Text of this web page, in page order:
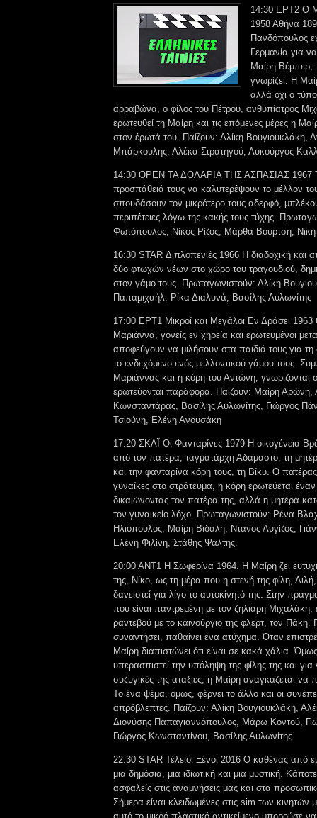
14:30 ΕΡΤ2 Ο
1958 Αθήνα
Πανδόπουλος
Γερμανία για
Μαίρη Βέμπερ,
γνωρίζει. Η
αλλά όχι ο
αρραβώνα, ο φίλος του Πέτρου, ανθυπίατρος
ερωτευθεί τη Μαίρη και τις επόμενες μέρες η
στον έρωτά του. Παίζουν: Αλίκη Βουγιουκλάκη,
Μπάρκουλης, Αλέκα Στρατηγού, Λυκούργος
14:30 OPEN ΤΑ ΔΟΛΑΡΙΑ ΤΗΣ ΑΣΠΑΣΙΑΣ 1967
προσπάθειά τους να καλυτερέψουν το μέλλον
σπουδάσουν τον μικρότερο τους αδερφό,
περιπέτειες λόγω της κακής τους τύχης.
Φωτόπουλος, Νίκος Ρίζος, Μάρθα Βούρτση,
16:30 STAR Διπλοπενιές 1966 Η διαδοχική και
δύο φτωχών νέων στο χώρο του τραγουδιού,
στον γάμο τους. Πρωταγωνιστούν: Αλίκη
Παπαμιχαήλ, Ρίκα Διαλυνά, Βασίλης Αυλωνίτης
17:00 ΕΡΤ1 Μικροί και Μεγάλοι Εν Δράσει
Μαριάννα, γονείς εν χηρεία και ερωτευμένοι
αποφεύγουν να μιλήσουν στα παιδιά τους για τη
το ενδεχόμενο ενός μελλοντικού γάμου τους.
Μαριάννας και η κόρη του Αντώνη, γνωρίζονται
ερωτεύονται παράφορα. Παίζουν: Μαίρη Αρώνη,
Κωνσταντάρας, Βασίλης Αυλωνίτης, Γιώργος
Τσιούνη, Ελένη Ανουσάκη
17:20 ΣΚΑΪ Οι Φανταρίνες 1979 Η οικογένεια
από τον πατέρα, ταγματάρχη Αδάμαστο, τη
και την φανταρίνα κόρη τους, τη Βίκυ. Ο πατέρας
γυναίκες στο στράτευμα, η κόρη ερωτεύεται
δικαιώνοντας τον πατέρα της, αλλά η μητέρα
τον γυναικείο λόχο. Πρωταγωνιστούν: Ρένα
Ηλιόπουλος, Μαίρη Βιδάλη, Ντάνος Λυγίζος,
Ελένη Φιλίνη, Στάθης Ψάλτης.
20:00 ΑΝΤ1 Η Σωφερίνα 1964. Η Μαίρη ζει
της, Νίκο, ως τη μέρα που η στενή της φίλη, Λιλή,
δανειστεί για λίγο το αυτοκίνητό της. Στην
που είναι παντρεμένη με τον ζηλιάρη
ραντεβού με το καινούργιο της φλερτ, τον Πάκη.
συναντήσει, παθαίνει ένα ατύχημα. Όταν
Μαίρη διαπιστώνει ότι είναι σε κακά χάλια.
υπερασπιστεί την υπόληψη της φίλης της και για
συζυγικές της αταξίες, η Μαίρη αναγκάζεται να
Το ένα ψέμα, όμως, φέρνει το άλλο και οι
απρόβλεπτες. Παίζουν: Αλίκη Βουγιουκλάκη,
Διονύσης Παπαγιαννόπουλος, Μάρω Κοντού,
Γιώργος Κωνσταντίνου, Βασίλης Αυλωνίτης
22:30 STAR Τέλειοι Ξένοι 2016 Ο καθένας από
μια δημόσια, μια ιδιωτική και μια μυστική.
ασφαλείς στις αναμνήσεις μας και στα
Σήμερα είναι κλειδωμένες στις sim των
αυτό το μικρό πλαστικό αντικείμενο μπορούσε να